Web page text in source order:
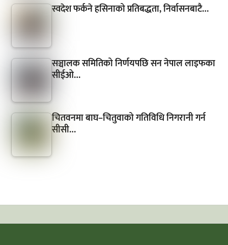
स्वदेश फर्कने हसिनाको प्रतिबद्धता, निर्वासनबाटै…
सञ्चालक समितिको निर्णयपछि सन नेपाल लाइफका
सीईओ…
चितवनमा बाघ–चितुवाको गतिविधि निगरानी गर्न
सीसी…